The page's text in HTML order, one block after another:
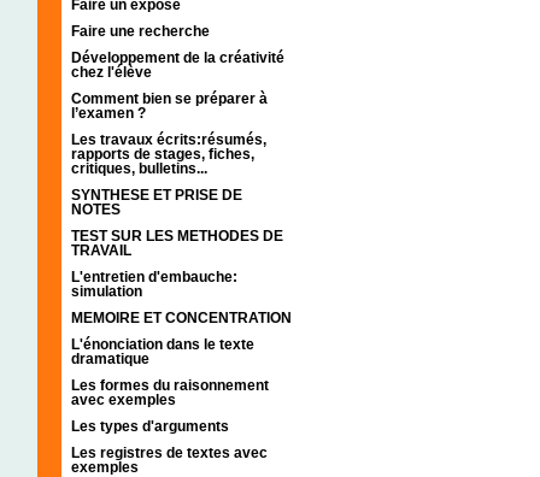
Faire un exposé
Faire une recherche
Développement de la créativité
chez l'élève
Comment bien se préparer à
l’examen ?
Les travaux écrits:résumés,
rapports de stages, fiches,
critiques, bulletins...
SYNTHESE ET PRISE DE
NOTES
TEST SUR LES METHODES DE
TRAVAIL
L'entretien d'embauche:
simulation
MEMOIRE ET CONCENTRATION
L'énonciation dans le texte
dramatique
Les formes du raisonnement
avec exemples
Les types d'arguments
Les registres de textes avec
exemples